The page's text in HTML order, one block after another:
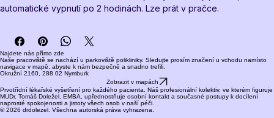
automatické vypnutí po 2 hodinách. Lze prát v pračce.
Najdete nás přímo zde
Naše pracoviště se nachází u parkoviště polikliniky. Sledujte prosím značení u vchodu namísto
navigace v mapě, abyste k nám bezpečně a snadno trefili.
Okružní 2160, 288 02 Nymburk
Zobrazit v mapách
Prvotřídní lékařské vyšetření pro každého pacienta. Náš profesionální kolektiv, ve kterém figuruje
MUDr. Tomáš Doležel, EMBA, upřednostňuje osobní kontakt a současné postupy k docílení
naprosté spokojenosti a jistoty všech osob v naší péči.
© 2026 drdolezel. Všechna autorská práva vyhrazena.